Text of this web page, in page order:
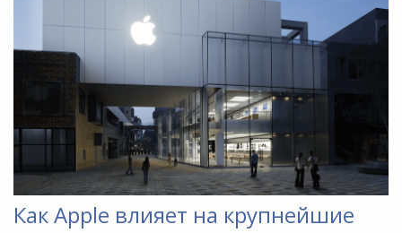
Как Apple влияет на крупнейшие